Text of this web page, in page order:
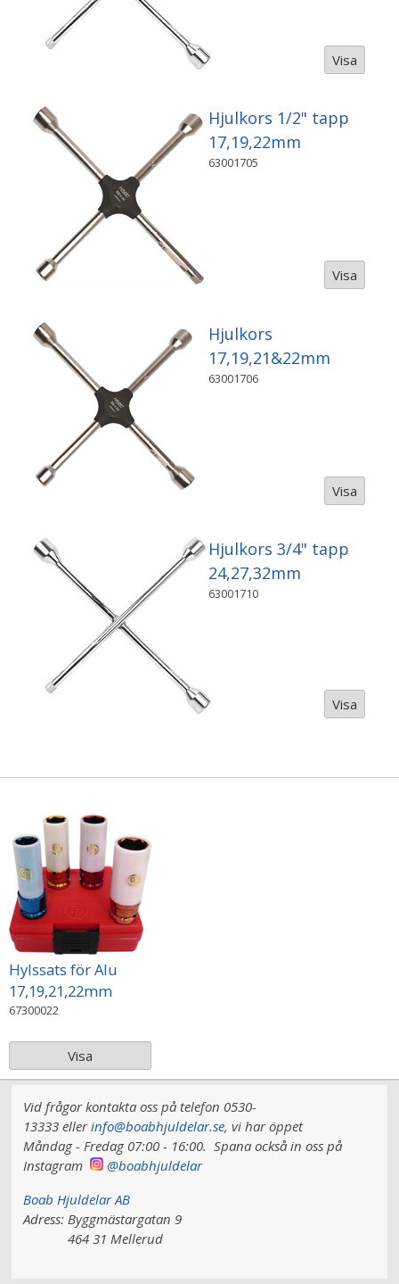
Visa
Hjulkors 1/2" tapp
17,19,22mm
63001705
Visa
Hjulkors
17,19,21&22mm
63001706
Visa
Hjulkors 3/4" tapp
24,27,32mm
63001710
Visa
Hylssats för Alu
17,19,21,22mm
67300022
Visa
Vid frågor kontakta oss på telefon 0530-
13333 ellerinfo@boabhjuldelar.se, vi haröppet
Måndag - Fredag 07:00 - 16:00. Spana också in oss på
Instagram
@boabhjuldelar
Boab Hjuldelar AB
Adress: Byggmästargatan 9
464 31 Mellerud